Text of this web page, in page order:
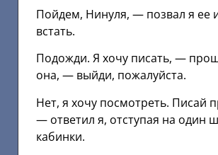
Пойдем, Нинуля, — позвал я ее
встать.
Подожди. Я хочу писать, —
она, — выйди, пожалуйста.
Нет, я хочу посмотреть. Писай
— ответил я, отступая на один
кабинки.